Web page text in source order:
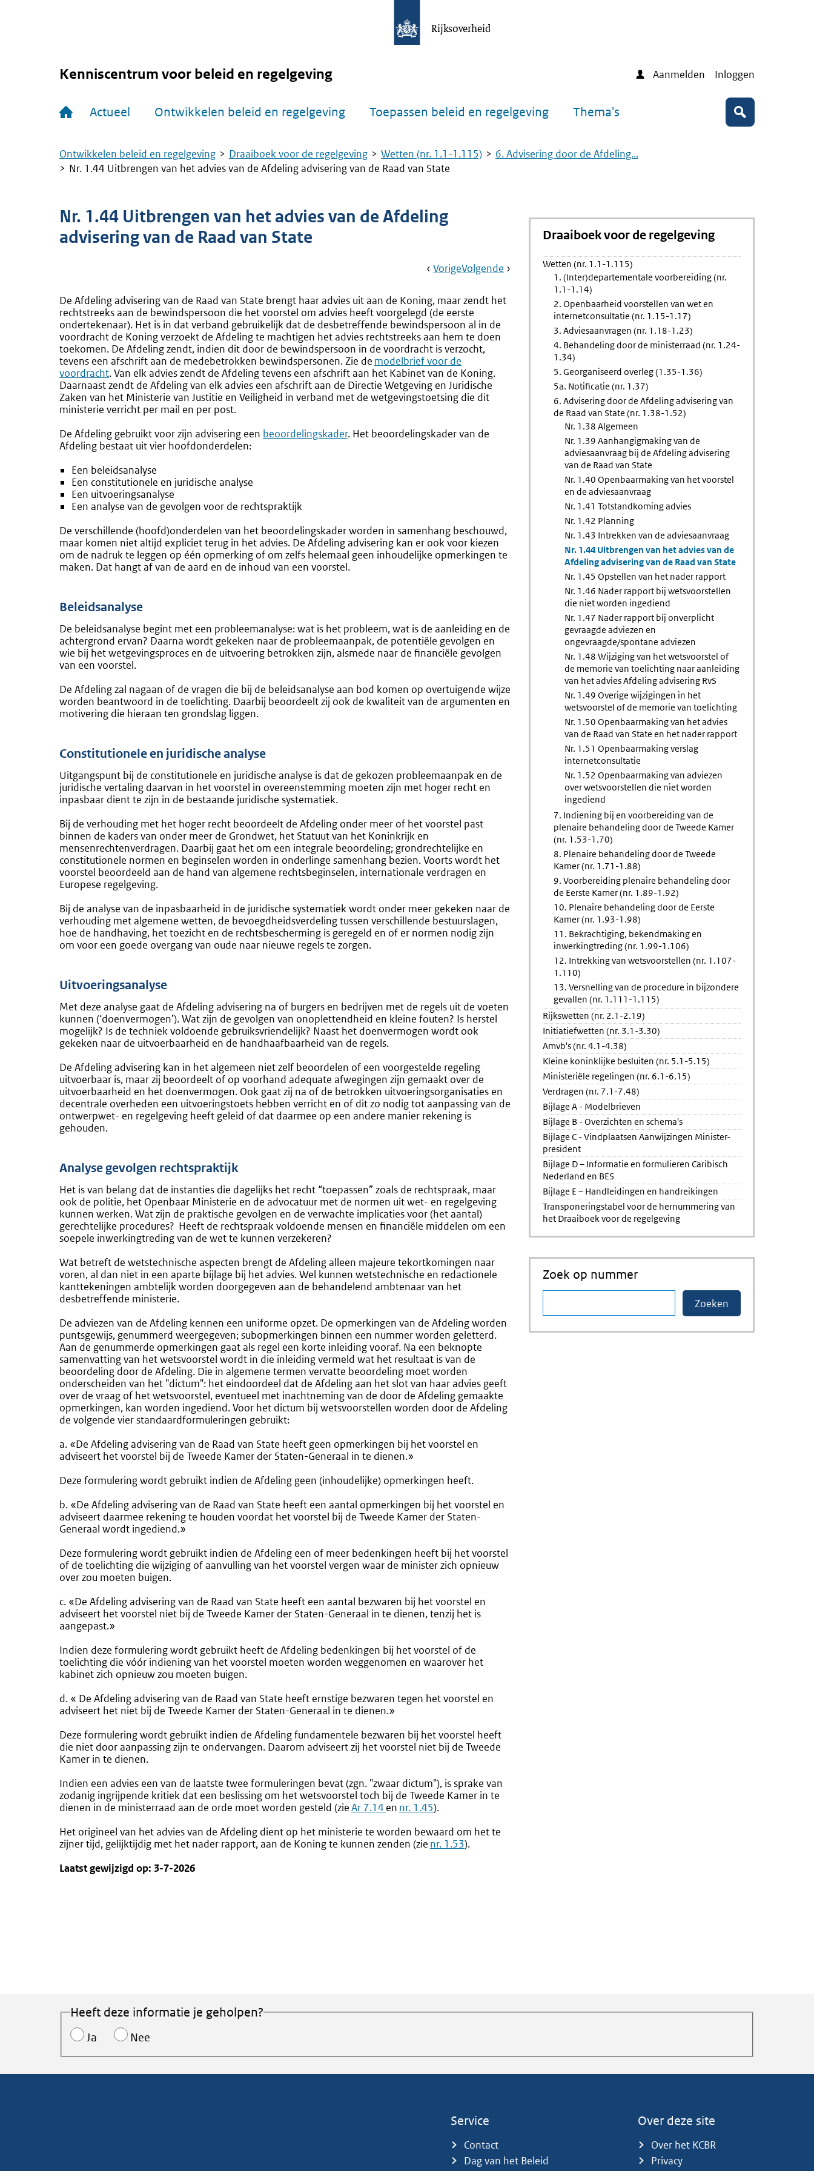
Rijksoverheid
Kenniscentrum voor beleid en regelgeving Aanmelden Inloggen
Actueel Ontwikkelen beleid en regelgeving Toepassen beleid en regelgeving Thema's Zoeken
Kruimelpad
Ontwikkelen beleid en regelgeving Draaiboek voor de regelgeving Wetten (nr. 1.1-1.115)
6. Advisering door de Afdeling...
Nr. 1.44 Uitbrengen van het advies van de Afdeling advisering van de Raad van State
Nr. 1.44 Uitbrengen van het advies van de Afdeling
advisering van de Raad van State
Book
Ga
VorigePagina:
Intrekken
Van
De
Adviesaanvraag
Ga
Volgende Pagina:
Opstellen
De Afdeling advisering van de Raad van State brengt haar advies uit aan de Koning, maar zendt het
rechtstreeks aan de bewindspersoon die het voorstel om advies heeft voorgelegd (de eerste
ondertekenaar). Het is in dat verband gebruikelijk dat de desbetreffende bewindspersoon al in de
voordracht de Koning verzoekt de Afdeling te machtigen het advies rechtstreeks aan hem te doen
toekomen. De Afdeling zendt, indien dit door de bewindspersoon in de voordracht is verzocht,
tevens een afschrift aan de medebetrokken bewindspersonen. Zie de modelbrief voor de
voordracht. Van elk advies zendt de Afdeling tevens een afschrift aan het Kabinet van de Koning.
Daarnaast zendt de Afdeling van elk advies een afschrift aan de Directie Wetgeving en Juridische
Zaken van het Ministerie van Justitie en Veiligheid in verband met de wetgevingstoetsing die dit
ministerie verricht per mail en per post.
De Afdeling gebruikt voor zijn advisering een Externe
beoordelingskader. Het beoordelingskader van de
Afdeling bestaat uit vier hoofdonderdelen:
Een beleidsanalyse
Een constitutionele en juridische analyse
Een uitvoeringsanalyse
Een analyse van de gevolgen voor de rechtspraktijk
De verschillende (hoofd)onderdelen van het beoordelingskader worden in samenhang beschouwd,
maar komen niet altijd expliciet terug in het advies. De Afdeling advisering kan er ook voor kiezen
om de nadruk te leggen op één opmerking of om zelfs helemaal geen inhoudelijke opmerkingen te
maken. Dat hangt af van de aard en de inhoud van een voorstel.
Beleidsanalyse
De beleidsanalyse begint met een probleemanalyse: wat is het probleem, wat is de aanleiding en de
achtergrond ervan? Daarna wordt gekeken naar de probleemaanpak, de potentiële gevolgen en
wie bij het wetgevingsproces en de uitvoering betrokken zijn, alsmede naar de financiële gevolgen
van een voorstel.
De Afdeling zal nagaan of de vragen die bij de beleidsanalyse aan bod komen op overtuigende wijze
worden beantwoord in de toelichting. Daarbij beoordeelt zij ook de kwaliteit van de argumenten en
motivering die hieraan ten grondslag liggen.
Constitutionele en juridische analyse
Uitgangspunt bij de constitutionele en juridische analyse is dat de gekozen probleemaanpak en de
juridische vertaling daarvan in het voorstel in overeenstemming moeten zijn met hoger recht en
inpasbaar dient te zijn in de bestaande juridische systematiek.
Bij de verhouding met het hoger recht beoordeelt de Afdeling onder meer of het voorstel past
binnen de kaders van onder meer de Grondwet, het Statuut van het Koninkrijk en
mensenrechtenverdragen. Daarbij gaat het om een integrale beoordeling; grondrechtelijke en
constitutionele normen en beginselen worden in onderlinge samenhang bezien. Voorts wordt het
voorstel beoordeeld aan de hand van algemene rechtsbeginselen, internationale verdragen en
Europese regelgeving.
Bij de analyse van de inpasbaarheid in de juridische systematiek wordt onder meer gekeken naar de
verhouding met algemene wetten, de bevoegdheidsverdeling tussen verschillende bestuurslagen,
hoe de handhaving, het toezicht en de rechtsbescherming is geregeld en of er normen nodig zijn
om voor een goede overgang van oude naar nieuwe regels te zorgen.
Uitvoeringsanalyse
Met deze analyse gaat de Afdeling advisering na of burgers en bedrijven met de regels uit de voeten
kunnen (‘doenvermogen’). Wat zijn de gevolgen van onoplettendheid en kleine fouten? Is herstel
mogelijk? Is de techniek voldoende gebruiksvriendelijk? Naast het doenvermogen wordt ook
gekeken naar de uitvoerbaarheid en de handhaafbaarheid van de regels.
De Afdeling advisering kan in het algemeen niet zelf beoordelen of een voorgestelde regeling
uitvoerbaar is, maar zij beoordeelt of op voorhand adequate afwegingen zijn gemaakt over de
uitvoerbaarheid en het doenvermogen. Ook gaat zij na of de betrokken uitvoeringsorganisaties en
decentrale overheden een uitvoeringstoets hebben verricht en of dit zo nodig tot aanpassing van de
ontwerpwet- en regelgeving heeft geleid of dat daarmee op een andere manier rekening is
gehouden.
Analyse gevolgen rechtspraktijk
Het is van belang dat de instanties die dagelijks het recht “toepassen” zoals de rechtspraak, maar
ook de politie, het Openbaar Ministerie en de advocatuur met de normen uit wet- en regelgeving
kunnen werken. Wat zijn de praktische gevolgen en de verwachte implicaties voor (het aantal)
gerechtelijke procedures? Heeft de rechtspraak voldoende mensen en financiële middelen om een
soepele inwerkingtreding van de wet te kunnen verzekeren?
Wat betreft de wetstechnische aspecten brengt de Afdeling alleen majeure tekortkomingen naar
voren, al dan niet in een aparte bijlage bij het advies. Wel kunnen wetstechnische en redactionele
kanttekeningen ambtelijk worden doorgegeven aan de behandelend ambtenaar van het
desbetreffende ministerie.
De adviezen van de Afdeling kennen een uniforme opzet. De opmerkingen van de Afdeling worden
puntsgewijs, genummerd weergegeven; subopmerkingen binnen een nummer worden geletterd.
Aan de genummerde opmerkingen gaat als regel een korte inleiding vooraf. Na een beknopte
samenvatting van het wetsvoorstel wordt in die inleiding vermeld wat het resultaat is van de
beoordeling door de Afdeling. Die in algemene termen vervatte beoordeling moet worden
onderscheiden van het "dictum": het eindoordeel dat de Afdeling aan het slot van haar advies geeft
over de vraag of het wetsvoorstel, eventueel met inachtneming van de door de Afdeling gemaakte
opmerkingen, kan worden ingediend. Voor het dictum bij wetsvoorstellen worden door de Afdeling
de volgende vier standaardformuleringen gebruikt:
a. «De Afdeling advisering van de Raad van State heeft geen opmerkingen bij het voorstel en
adviseert het voorstel bij de Tweede Kamer der Staten-Generaal in te dienen.»
Deze formulering wordt gebruikt indien de Afdeling geen (inhoudelijke) opmerkingen heeft.
b. «De Afdeling advisering van de Raad van State heeft een aantal opmerkingen bij het voorstel en
adviseert daarmee rekening te houden voordat het voorstel bij de Tweede Kamer der Staten-
Generaal wordt ingediend.»
Deze formulering wordt gebruikt indien de Afdeling een of meer bedenkingen heeft bij het voorstel
of de toelichting die wijziging of aanvulling van het voorstel vergen waar de minister zich opnieuw
over zou moeten buigen.
c. «De Afdeling advisering van de Raad van State heeft een aantal bezwaren bij het voorstel en
adviseert het voorstel niet bij de Tweede Kamer der Staten-Generaal in te dienen, tenzij het is
aangepast.»
Indien deze formulering wordt gebruikt heeft de Afdeling bedenkingen bij het voorstel of de
toelichting die vóór indiening van het voorstel moeten worden weggenomen en waarover het
kabinet zich opnieuw zou moeten buigen.
d. « De Afdeling advisering van de Raad van State heeft ernstige bezwaren tegen het voorstel en
adviseert het niet bij de Tweede Kamer der Staten-Generaal in te dienen.»
Deze formulering wordt gebruikt indien de Afdeling fundamentele bezwaren bij het voorstel heeft
die niet door aanpassing zijn te ondervangen. Daarom adviseert zij het voorstel niet bij de Tweede
Kamer in te dienen.
Indien een advies een van de laatste twee formuleringen bevat (zgn. "zwaar dictum"), is sprake van
zodanig ingrijpende kritiek dat een beslissing om het wetsvoorstel toch bij de Tweede Kamer in te
dienen in de ministerraad aan de orde moet worden gesteld (zieAr 7.14 en nr. 1.45).
Het origineel van het advies van de Afdeling dient op het ministerie te worden bewaard om het te
zijner tijd, gelijktijdig met het nader rapport, aan de Koning te kunnen zenden (zie nr. 1.53).
Laatst gewijzigd op: 3-7-2026
Draaiboek voor de regelgeving
Wetten (nr. 1.1-1.115)
1. (Inter)departementale voorbereiding (nr.
1.1-1.14)
2. Openbaarheid voorstellen van wet en
internetconsultatie (nr. 1.15-1.17)
3. Adviesaanvragen (nr. 1.18-1.23)
4. Behandeling door de ministerraad (nr. 1.24-
1.34)
5. Georganiseerd overleg (1.35-1.36)
5a. Notificatie (nr. 1.37)
6. Advisering door de Afdeling advisering van
de Raad van State (nr. 1.38-1.52)
Nr. 1.38 Algemeen
Nr. 1.39 Aanhangigmaking van de
adviesaanvraag bij de Afdeling advisering
van de Raad van State
Nr. 1.40 Openbaarmaking van het voorstel
en de adviesaanvraag
Nr. 1.41 Totstandkoming advies
Nr. 1.42 Planning
Nr. 1.43 Intrekken van de adviesaanvraag
Nr. 1.44 Uitbrengen van het advies van de
Afdeling advisering van de Raad van State
Nr. 1.45 Opstellen van het nader rapport
Nr. 1.46 Nader rapport bij wetsvoorstellen
die niet worden ingediend
Nr. 1.47 Nader rapport bij onverplicht
gevraagde adviezen en
ongevraagde/spontane adviezen
Nr. 1.48 Wijziging van het wetsvoorstel of
de memorie van toelichting naar aanleiding
van het advies Afdeling advisering RvS
Nr. 1.49 Overige wijzigingen in het
wetsvoorstel of de memorie van toelichting
Nr. 1.50 Openbaarmaking van het advies
van de Raad van State en het nader rapport
Nr. 1.51 Openbaarmaking verslag
internetconsultatie
Nr. 1.52 Openbaarmaking van adviezen
over wetsvoorstellen die niet worden
ingediend
7. Indiening bij en voorbereiding van de
plenaire behandeling door de Tweede Kamer
(nr. 1.53-1.70)
8. Plenaire behandeling door de Tweede
Kamer (nr. 1.71-1.88)
9. Voorbereiding plenaire behandeling door
de Eerste Kamer (nr. 1.89-1.92)
10. Plenaire behandeling door de Eerste
Kamer (nr. 1.93-1.98)
11. Bekrachtiging, bekendmaking en
inwerkingtreding (nr. 1.99-1.106)
12. Intrekking van wetsvoorstellen (nr. 1.107-
1.110)
13. Versnelling van de procedure in bijzondere
gevallen (nr. 1.111-1.115)
Rijkswetten (nr. 2.1-2.19)
Initiatiefwetten (nr. 3.1-3.30)
Amvb's (nr. 4.1-4.38)
Kleine koninklijke besluiten (nr. 5.1-5.15)
Ministeriële regelingen (nr. 6.1-6.15)
Verdragen (nr. 7.1-7.48)
Bijlage A - Modelbrieven
Bijlage B - Overzichten en schema's
Bijlage C - Vindplaatsen Aanwijzingen Minister-
president
Bijlage D – Informatie en formulieren Caribisch
Nederland en BES
Bijlage E – Handleidingen en handreikingen
Transponeringstabel voor de hernummering van
het Draaiboek voor de regelgeving
Zoek op nummer
Heeft deze informatie je geholpen?
Ja Nee
Service
Contact
Dag van het Beleid
Over deze site
Over het KCBR
Privacy